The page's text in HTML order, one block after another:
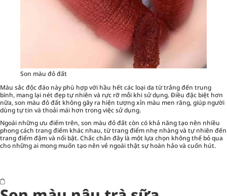
Son màu đỏ đất
Màu sắc độc đáo này phù hợp với hầu hết các loại da từ trắng đến trung
bình, mang lại nét đẹp tự nhiên và rực rỡ mỗi khi sử dụng. Điều đặc biệt hơn
nữa, son màu đỏ đất không gây ra hiện tượng xỉn màu men răng, giúp người
dùng tự tin và thoải mái hơn trong việc sử dụng.
Ngoài những ưu điểm trên, son màu đỏ đất còn có khả năng tạo nên nhiều
phong cách trang điểm khác nhau, từ trang điểm nhẹ nhàng và tự nhiên đến
trang điểm đậm và nổi bật. Chắc chắn đây là một lựa chọn không thể bỏ qua
cho những ai mong muốn tạo nên vẻ ngoài thật sự hoàn hảo và cuốn hút.